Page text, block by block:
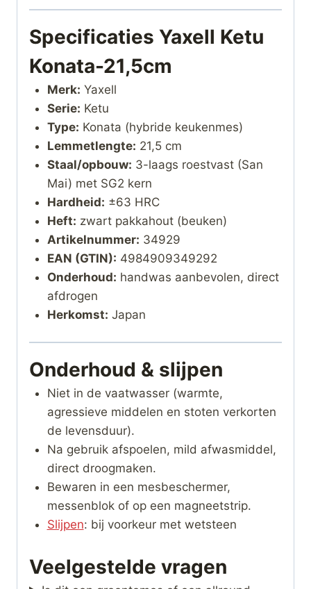
Specificaties Yaxell Ketu
Konata-21,5cm
Merk: Yaxell
Serie: Ketu
Type: Konata (hybride keukenmes)
Lemmetlengte: 21,5 cm
Staal/opbouw: 3-laags roestvast (San
Mai) met SG2 kern
Hardheid: ±63 HRC
Heft: zwart pakkahout (beuken)
Artikelnummer: 34929
EAN (GTIN): 4984909349292
Onderhoud: handwas aanbevolen, direct
afdrogen
Herkomst: Japan
Onderhoud & slijpen
Niet in de vaatwasser (warmte,
agressieve middelen en stoten verkorten
de levensduur).
Na gebruik afspoelen, mild afwasmiddel,
direct droogmaken.
Bewaren in een mesbeschermer,
messenblok of op een magneetstrip.
Slijpen: bij voorkeur met wetsteen
Veelgestelde vragen